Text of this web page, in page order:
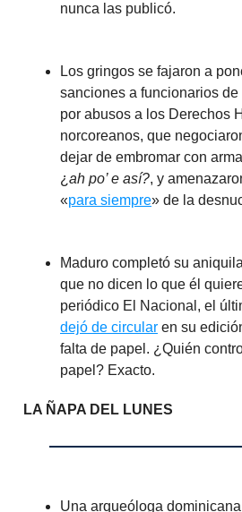
nunca las publicó.
Los gringos se fajaron a
sanciones a funcionarios
por abusos a los Derechos
norcoreanos, que
dejar de embromar con
¿ ah po’ e así?, y
«para siempre» de la
Maduro completó su
que no dicen lo que él
periódico El Nacional, el
dejó de circular en su
falta de papel. ¿Quién
papel? Exacto.
LA ÑAPA DEL LUNES
Una arqueóloga dominicana